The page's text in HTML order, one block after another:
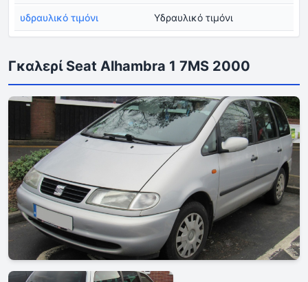
υδραυλικό τιμόνι Υδραυλικό τιμόνι
Γκαλερί Seat Alhambra 1 7MS 2000